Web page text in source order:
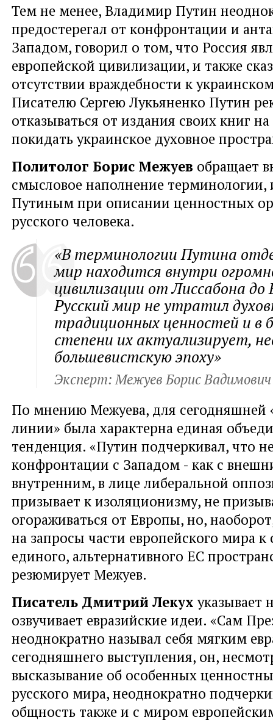
Тем не менее, Владимир Путин
предостерегал от конфронтации и
Западом, говорил о том, что Россия
европейской цивилизации, и также
отсутствии враждебности к
Писателю Сергею Лукьяненко Путин
отказываться от издания своих книг
покидать украинское духовное
Политолог Борис Межуев обращает
смысловое наполнение терминологии,
Путиным при описании ценностных
русского человека.
«В терминологии Путина
мир находится внутри
цивилизации от Лиссабона до
Русский мир не утратил
традиционных ценностей и в
степени их актуализирует,
большевистскую эпоху»
Эксперт: Межуев Борис Вадимович
По мнению Межуева, для сегодняшней
линии» была характерна единая
тенденция. «Путин подчеркивал, что
конфронтации с Западом - как с
внутренним, в лице либеральной
призывает к изоляционизму, не
огораживаться от Европы, но,
на запросы части европейского мира к
единого, альтернативного ЕС
резюмирует Межуев.
Писатель Дмитрий Лекух указывает
озвучивает евразийские идеи. «Сам
неоднократно называл себя мягким
сегодняшнего выступления, он,
высказывание об особенных
русского мира, неоднократно
общность также и с миром